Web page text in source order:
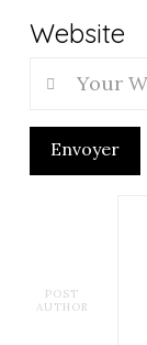
Website
Envoyer
POST
AUTHOR